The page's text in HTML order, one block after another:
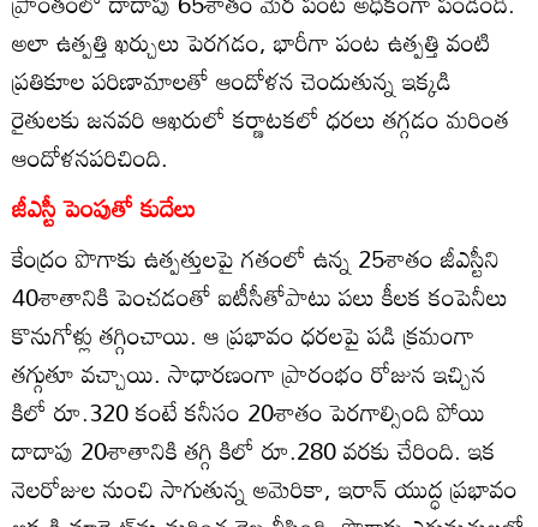
అలా ఉత్పత్తి ఖర్చులు పెరగడం, భారీగా పంట ఉత్పత్తి వంటి
ప్రతికూల పరిణామాలతో ఆందోళన చెందుతున్న ఇక్కడి
రైతులకు జనవరి ఆఖరులో కర్ణాటకలో ధరలు తగ్గడం మరింత
ఆందోళనపరిచింది.
జీఎస్టీ పెంపుతో కుదేలు
కేంద్రం పొగాకు ఉత్పత్తులపై గతంలో ఉన్న 25శాతం జీఎస్టీని
40శాతానికి పెంచడంతో ఐటీసీతోపాటు పలు కీలక కంపెనీలు
కొనుగోళ్లు తగ్గించాయి. ఆ ప్రభావం ధరలపై పడి క్రమంగా
తగ్గుతూ వచ్చాయి. సాధారణంగా ప్రారంభం రోజున ఇచ్చిన
కిలో రూ.320 కంటే కనీసం 20శాతం పెరగాల్సింది పోయి
దాదాపు 20శాతానికి తగ్గి కిలో రూ.280 వరకు చేరింది. ఇక
నెలరోజుల నుంచి సాగుతున్న అమెరికా, ఇరాన్‌ యుద్ధ ప్రభావం